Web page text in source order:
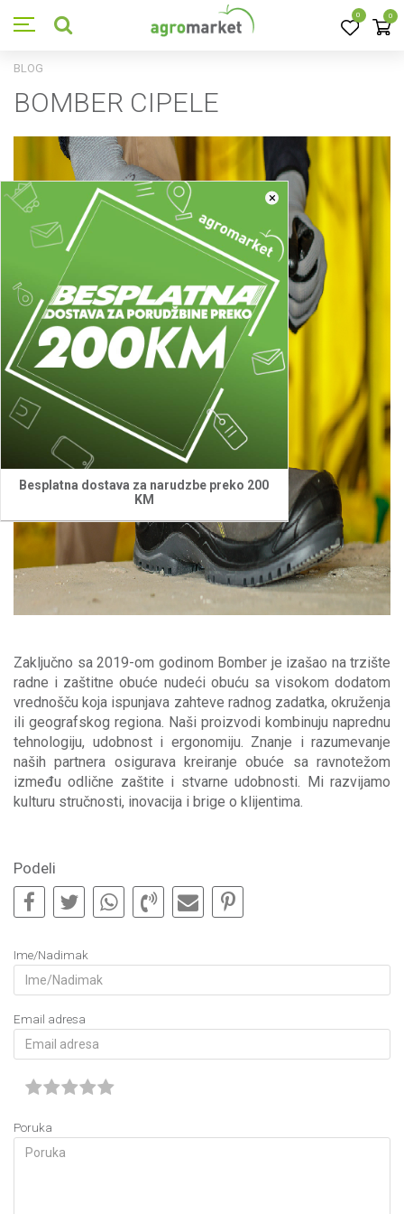
0 0
×
Besplatna dostava za narudzbe preko 200
KM
BLOG
BOMBER CIPELE
Zaključno sa 2019-om godinom Bomber je izašao na trzište
radne i zaštitne obuće nudeći obuću sa visokom dodatom
vrednošču koja ispunjava zahteve radnog zadatka, okruženja
ili geografskog regiona. Naši proizvodi kombinuju naprednu
tehnologiju, udobnost i ergonomiju. Znanje i razumevanje
naših partnera osigurava kreiranje obuće sa ravnotežom
između odlične zaštite i stvarne udobnosti. Mi razvijamo
kulturu stručnosti, inovacija i brige o klijentima.
Podeli
Ime/Nadimak
Email adresa
Poruka